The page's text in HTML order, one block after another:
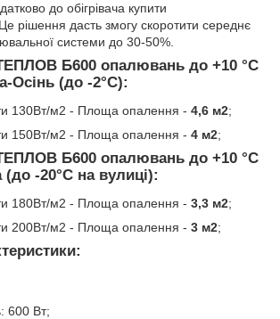
до обігрівача купити
рішення дасть змогу скоротити середнє
системи до 30-50%.
Б600 опалювань до +10 °C
Осінь (до -2°С):
130Вт/м2 - Площа опалення - 4,6 м2;
150Вт/м2 - Площа опалення - 4 м2;
Б600 опалювань до +10 °C
(до -20°С на вулиці):
180Вт/м2 - Площа опалення - 3,3 м2;
200Вт/м2 - Площа опалення - 3 м2;
600 Вт;